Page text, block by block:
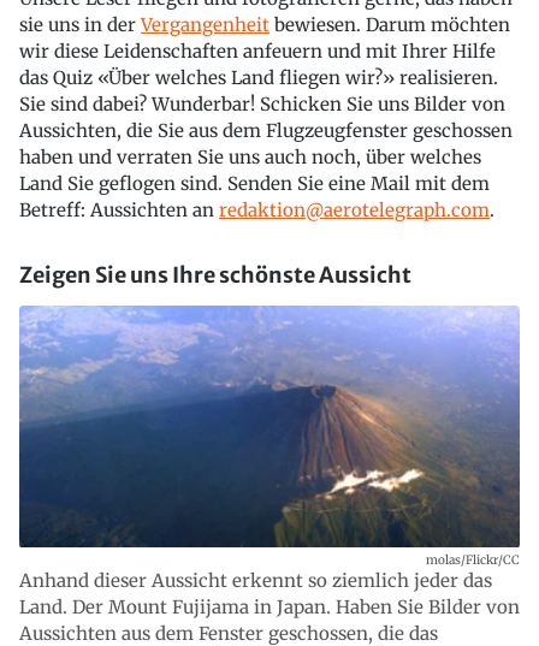
sie uns in derVergangenheit bewiesen. Darum möchten
wir diese Leidenschaften anfeuern und mit Ihrer Hilfe
das Quiz «Über welches Land fliegen wir?» realisieren.
Sie sind dabei? Wunderbar! Schicken Sie uns Bilder von
Aussichten, die Sie aus dem Flugzeugfenster geschossen
haben und verraten Sie uns auch noch, über welches
Land Sie geflogen sind. Senden Sie eine Mail mit dem
Betreff: Aussichten an redaktion@aerotelegraph.com.
Zeigen Sie uns Ihre schönste Aussicht
Anhand dieser Aussicht erkennt so ziemlich jeder das
Land. Der Mount Fujijama in Japan. Haben Sie Bilder von
Aussichten aus dem Fenster geschossen, die das
molas/Flickr/CC